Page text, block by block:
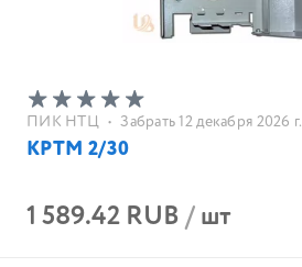
ПИК НТЦ • Забрать 12 декабря 2026 г.
КРТМ 2/30
1 589.42 RUB/шт